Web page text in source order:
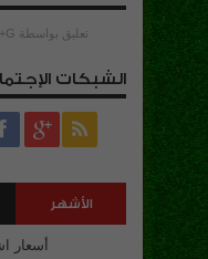
تعليق بواسطة G+
الشبكات
الأشهر
أسعار